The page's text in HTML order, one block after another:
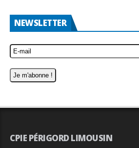
NEWSLETTER
CPIE PÉRIGORD LIMOUSIN